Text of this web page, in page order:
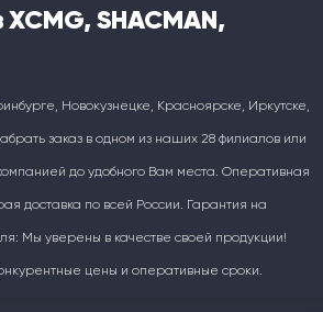
SHACMAN,
Новокузнецке, Красноярске, Иркутске,
заказ в одном из наших 28 филиалов или
до удобного Вам места. Оперативная
доставка по всей России. Гарантия на
Мы уверены в качестве своей продукции!
цены и оперативные сроки.